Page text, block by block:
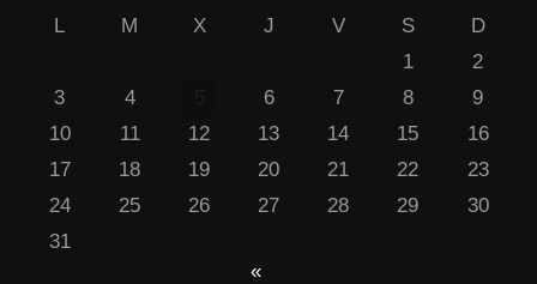
L M X J V S
D
1
2
3
4 6 7 8
9
10
11 12 13 14 15
16
17
18 19 20 21 22
23
24
25 26 27 28 29
30
31
«